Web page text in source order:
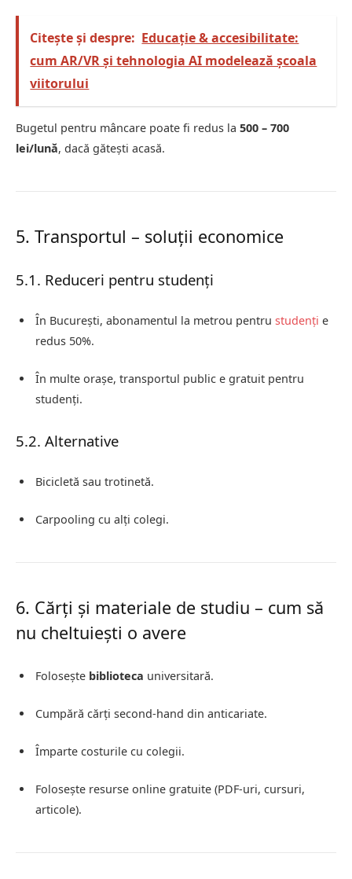
Citește și despre: Educaţie & accesibilitate:
cum AR/VR și tehnologia AI modelează şcoala
viitorului
Bugetul pentru mâncare poate fi redus la 500 – 700
lei/lună, dacă gătești acasă.
5. Transportul – soluții economice
5.1. Reduceri pentru studenți
În București, abonamentul la metrou pentru studenți e
redus 50%.
În multe orașe, transportul public e gratuit pentru
studenți.
5.2. Alternative
Bicicletă sau trotinetă.
Carpooling cu alți colegi.
6. Cărți și materiale de studiu – cum să
nu cheltuiești o avere
Folosește biblioteca universitară.
Cumpără cărți second-hand din anticariate.
Împarte costurile cu colegii.
Folosește resurse online gratuite (PDF-uri, cursuri,
articole).